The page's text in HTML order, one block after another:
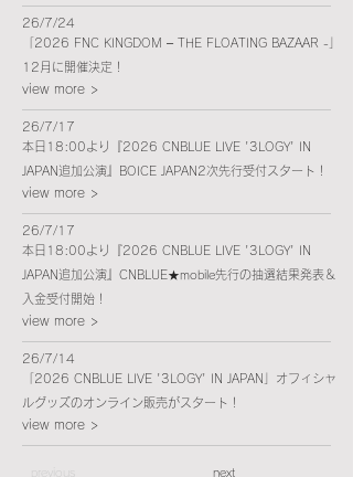
26/7/24
「2026 FNC KINGDOM – THE FLOATING BAZAAR -」
12月に開催決定！
view more >
26/7/17
本日18:00より『2026 CNBLUE LIVE '3LOGY' IN
JAPAN追加公演』BOICE JAPAN2次先行受付スタート！
view more >
26/7/17
本日18:00より『2026 CNBLUE LIVE '3LOGY' IN
JAPAN追加公演』CNBLUE★mobile先行の抽選結果発表＆
入金受付開始！
view more >
26/7/14
「2026 CNBLUE LIVE '3LOGY' IN JAPAN」オフィシャ
ルグッズのオンライン販売がスタート！
view more >
next